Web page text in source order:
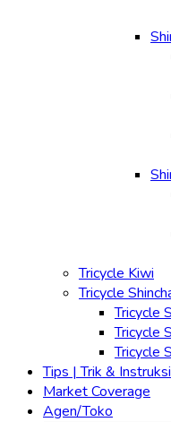
Tricycle Kiwi
Tricycle
Tricycle
Tricycle
Tricycle
Tips | Trik & Instruksi
Market Coverage
Agen/Toko